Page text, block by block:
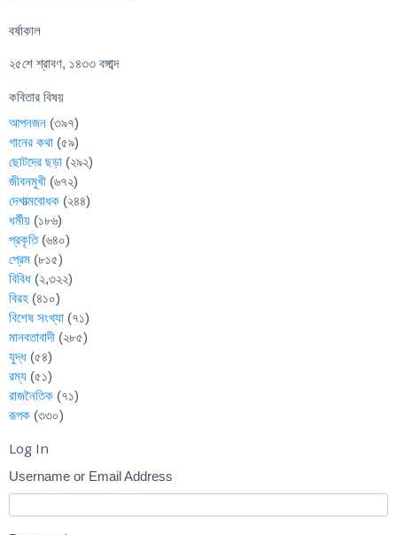
বর্ষাকাল
২৫শে শ্রাবণ, ১৪৩৩ বঙ্গাব্দ
কবিতার বিষয়
আপনজন (৩৯৭)
গানের কথা (৫৯)
ছোটদের ছড়া (২৯২)
জীবনমুখী (৬৭২)
দেশাত্মবোধক (২৪৪)
ধর্মীয় (১৮৬)
প্রকৃতি(৬৪০)
প্রেম (৮১৫)
বিবিধ (২,৩২২)
বিরহ (৪১০)
বিশেষ সংখ্যা (৭১)
মানবতাবাদী (২৮৫)
যুদ্ধ (৫৪)
রম্য (৫১)
রাজনৈতিক (৭১)
রূপক (৩৩০)
Log In
Username or Email Address